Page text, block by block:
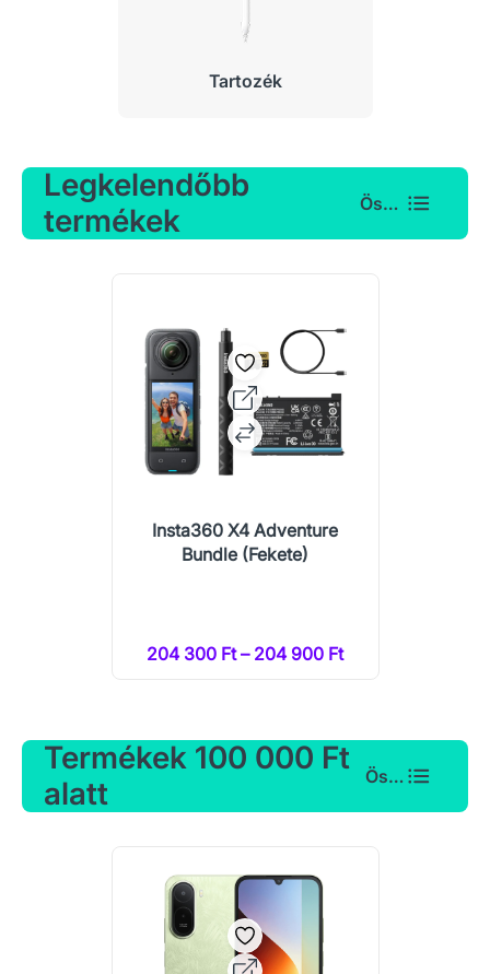
Tartozék
Legkelendőbb
termékek
Összes
Insta360 X4 Adventure
Bundle (Fekete)
204 300 Ft – 204 900 Ft
Termékek 100 000 Ft
alatt
Összes